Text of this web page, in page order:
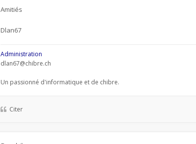
Amitiés
Dlan67
Administration
dlan67@chibre.ch
Un passionné d'informatique et de chibre.
Citer